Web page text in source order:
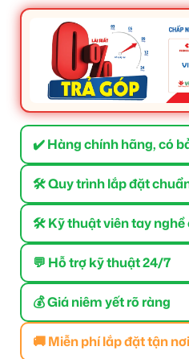
✔️ Hàng chính hãng, có
🛠 Quy trình lắp đặt
🛠 Kỹ thuật viên tay nghề
💬 Hỗ trợ kỹ thuật 24/7
💰 Giá niêm yết rõ ràng
🚚 Miễn phí lắp đặt tận nơi